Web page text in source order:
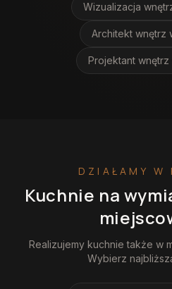
Wizualizacja
Architekt wnętrz
Projektant wnętrz
DZIAŁAMY W
Kuchnie na
Realizujemy kuchnie także w
Wybierz